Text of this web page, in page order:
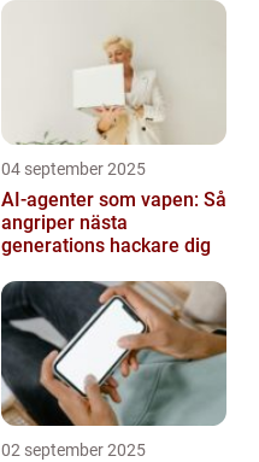
04 september 2025
AI-agenter som vapen: Så
angriper nästa
generations hackare dig
02 september 2025